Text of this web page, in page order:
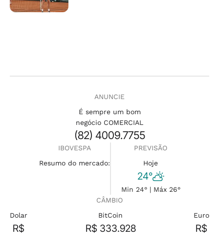
ANUNCIE
É sempre um bom
negócio COMERCIAL
(82) 4009.7755
IBOVESPA
Resumo do mercado:
PREVISÃO
Hoje
24°
Min 24° | Máx 26°
CÂMBIO
Dolar
R$
BitCoin
R$ 333.928
Euro
R$